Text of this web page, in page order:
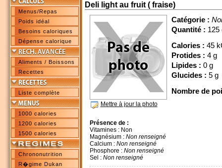
Menus/Repas
Poids idéal
Besoins caloriques
Dépense calorique
Aliments / Boissons
Recettes
Liste complète
1000 calories
1200 calories
1500 calories
Chrononutrition
R�gime Dukan
Deli light au fruit ( fraise)
Mettre à jour la photo
Catégorie :
Quantité : 125
Calories : 45
Protides : 4 g
Lipides : 0 g
Glucides : 5 g
Nombre de
Présence de :
Vitamines : Non
Magnésium : Non renseigné
Calcium : Non renseigné
Phosphore : Non renseigné
Sel : Non renseigné